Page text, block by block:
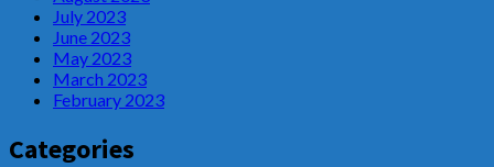
July 2023
June 2023
May 2023
March 2023
February 2023
Categories